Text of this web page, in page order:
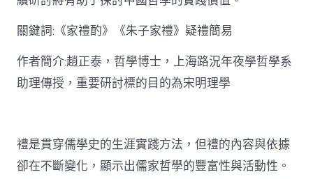
中
關鍵詞:《家禮酌》《朱子家禮》疑禮簡易
作者簡介:趙正泰，哲學博士，上海路況年夜學哲學系
助理傳授，重要研討標的目的為宋明理學
禮是貫穿儒學史的生涯實踐方法，但禮的內容與依據
卻在不斷變化，顯示出儒家哲學的豐富性與活動性。